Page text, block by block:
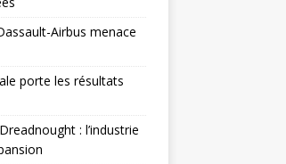
Airbus menace
porte les résultats
: l’industrie